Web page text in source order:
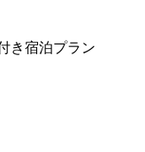
き宿泊プラン